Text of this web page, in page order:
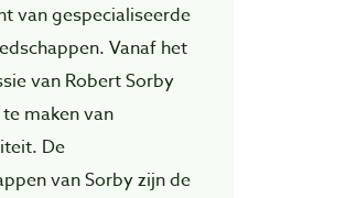
van gespecialiseerde
Vanaf het
van Robert Sorby
maken van
De
van Sorby zijn de